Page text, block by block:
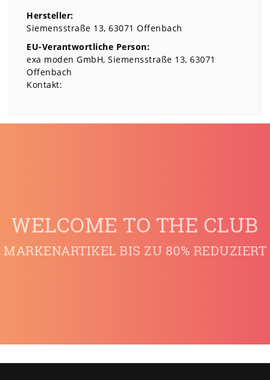
Hersteller:
Siemensstraße 13 63071 Offenbach
EU-Verantwortliche Person:
exa moden GmbH Siemensstraße 13 63071
Offenbach
Kontakt:
WELCOME TO THE CLUB
MARKENARTIKEL BIS ZU 80% REDUZIERT